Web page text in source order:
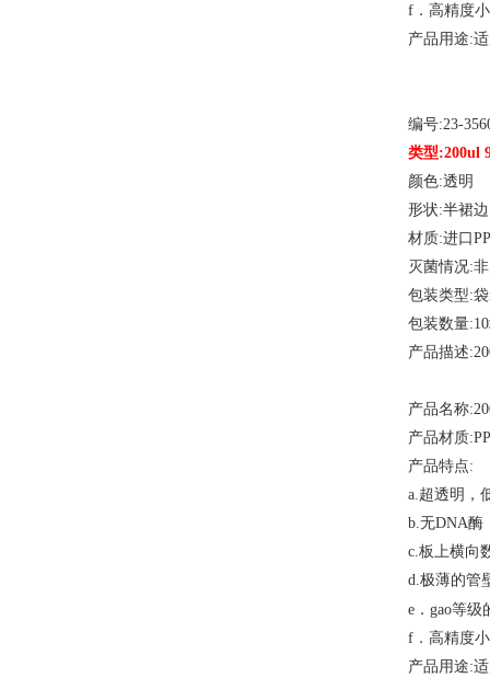
f．高精度
产品用途:
编号:23-
类型:200ul
颜色:透明
形状:半裙边
材质:进口PP
灭菌情况:
包装类型:
包装数量
产品描述
产品名称
产品材质:PP
产品特点:
a.超透明，
b.无DNA酶
c.板上横向
d.极薄的管
e．gao等级
f．高精度
产品用途: